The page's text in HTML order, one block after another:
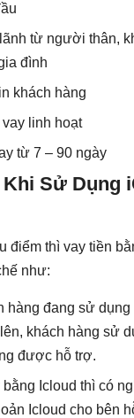
từ người thân,
đình
khách hàng
linh hoạt
từ 7 – 90 ngày
Sử Dụng
điểm thì vay tiền
như:
hàng đang sử
khách hàng sử
được hỗ trợ.
bằng Icloud thì có
Icloud cho bên